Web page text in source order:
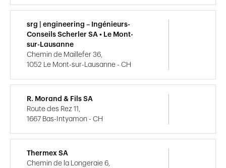
srg | engineering – Ingénieurs-
Conseils Scherler SA • Le Mont-
sur-Lausanne
Chemin de Maillefer 36,
1052 Le Mont-sur-Lausanne - CH
R. Morand & Fils SA
Route des Rez 11,
1667 Bas-Intyamon - CH
Thermex SA
Chemin de la Longeraie 6,